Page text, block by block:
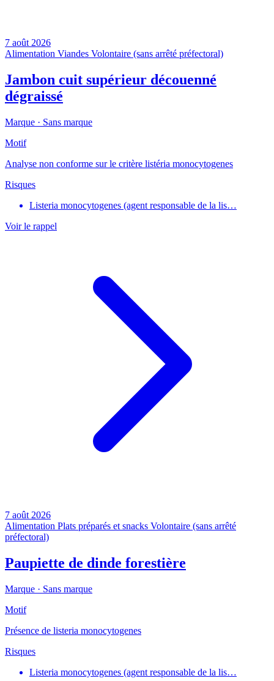
7 août 2026
Alimentation Viandes Volontaire (sans arrêté préfectoral)
Jambon cuit supérieur découenné
dégraissé
Marque · Sans marque
Motif
Analyse non conforme sur le critère listéria monocytogenes
Risques
Listeria monocytogenes (agent responsable de la lis…
Voir le rappel
7 août 2026
Alimentation Plats préparés et snacks Volontaire (sans arrêté
préfectoral)
Paupiette de dinde forestière
Marque · Sans marque
Motif
Présence de listeria monocytogenes
Risques
Listeria monocytogenes (agent responsable de la lis…